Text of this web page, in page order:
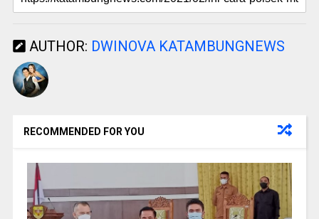
AUTHOR: DWINOVA KATAMBUNGNEWS
RECOMMENDED FOR YOU